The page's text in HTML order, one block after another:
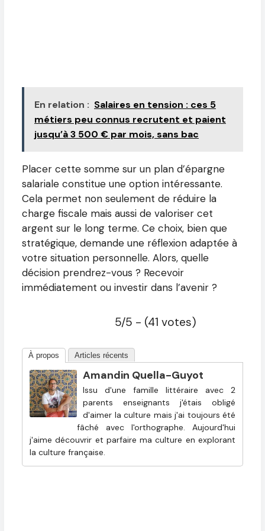
En relation : Salaires en tension : ces 5
métiers peu connus recrutent et paient
jusqu’à 3 500 € par mois, sans bac
Placer cette somme sur un plan d’épargne
salariale constitue une option intéressante.
Cela permet non seulement de réduire la
charge fiscale mais aussi de valoriser cet
argent sur le long terme. Ce choix, bien que
stratégique, demande une réflexion adaptée à
votre situation personnelle. Alors, quelle
décision prendrez-vous ? Recevoir
immédiatement ou investir dans l’avenir ?
5/5 - (41 votes)
À propos Articles récents
Amandin Quella-Guyot
Issu d'une famille littéraire avec 2
parents enseignants j'étais obligé
d'aimer la culture mais j'ai toujours été
fâché avec l'orthographe. Aujourd'hui
j'aime découvrir et parfaire ma culture en explorant
la culture française.